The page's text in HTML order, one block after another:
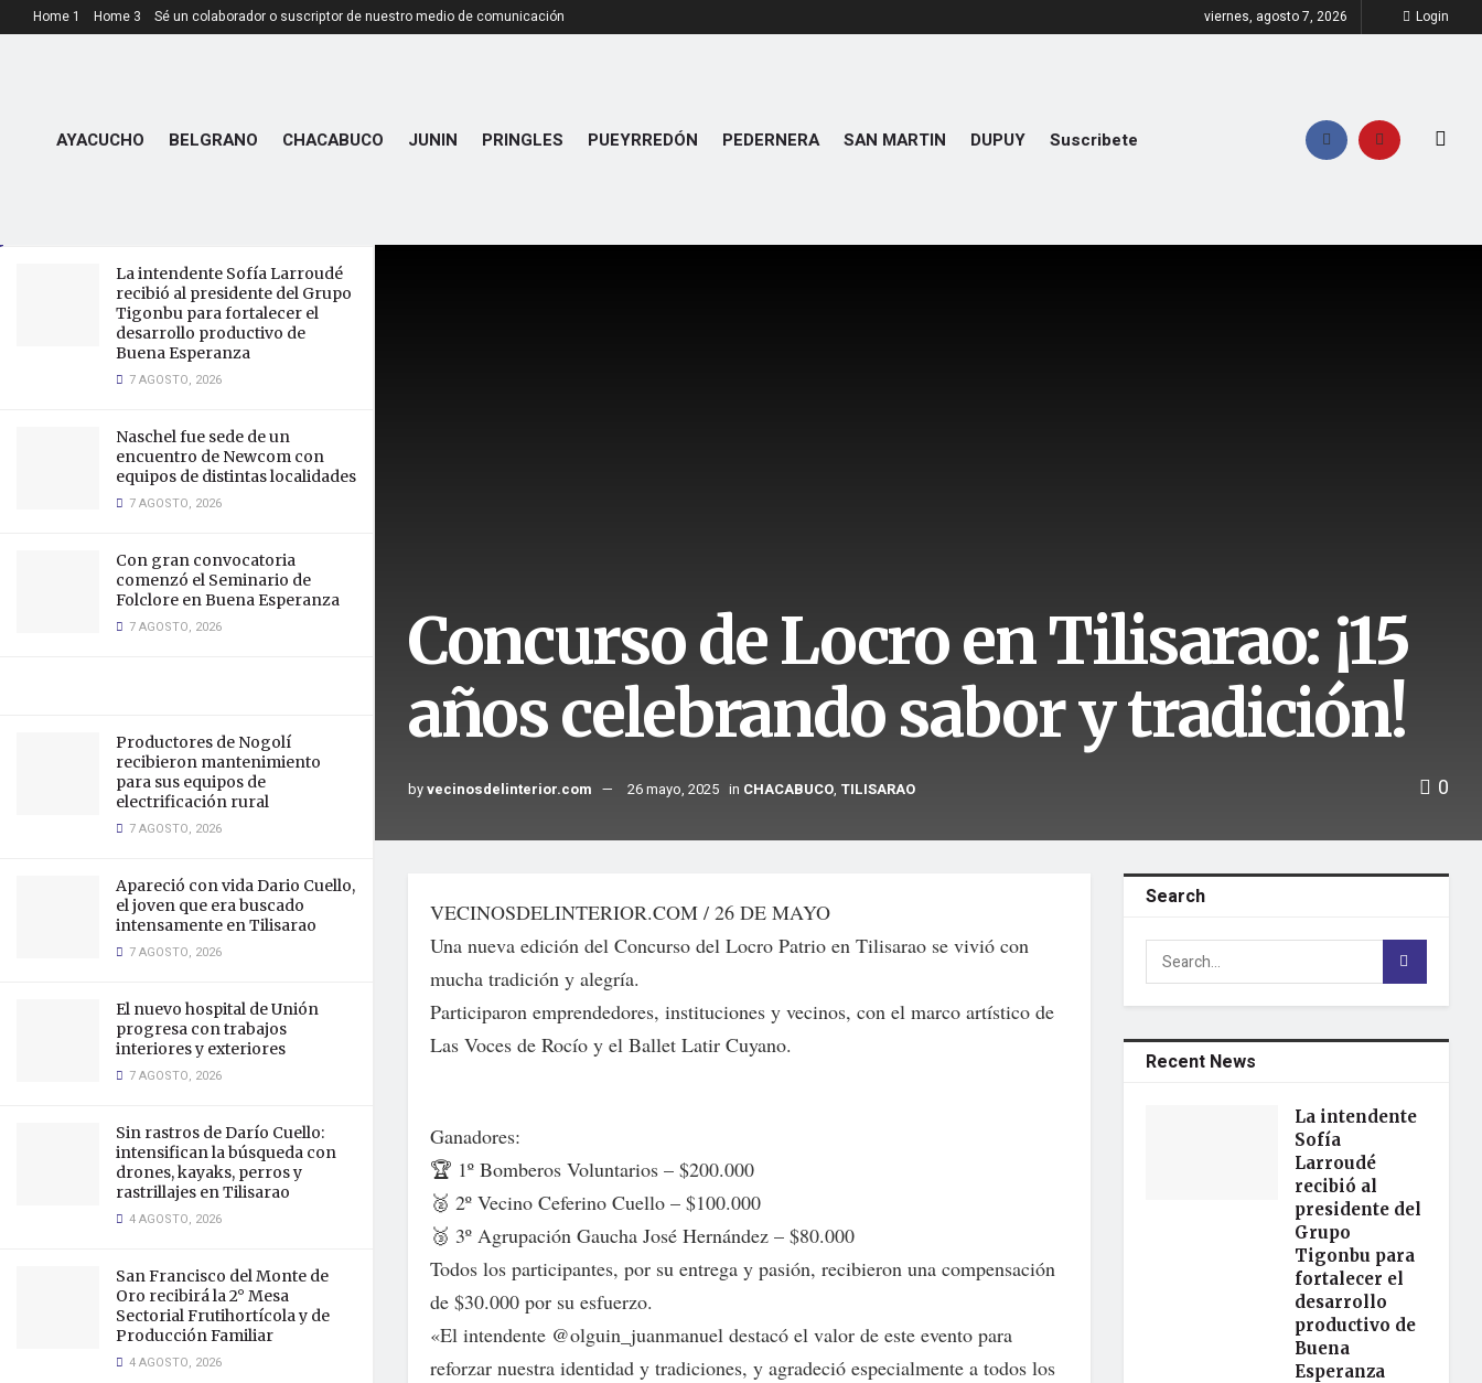
LATEST TRENDING
Concurso de Locro en Tilisarao:
¡15 años celebrando sabor y
La intendente Sofía Larroudé
recibió al presidente del Grupo
Tigonbu para fortalecer el
desarrollo productivo de
Buena Esperanza
7 AGOSTO, 2026
Naschel fue sede de un
encuentro de Newcom con
equipos de distintas localidades
7 AGOSTO, 2026
Con gran convocatoria
comenzó el Seminario de
Folclore en Buena Esperanza
7 AGOSTO, 2026
Productores de Nogolí
recibieron mantenimiento
para sus equipos de
electrificación rural
7 AGOSTO, 2026
Apareció con vida Dario Cuello,
el joven que era buscado
intensamente en Tilisarao
7 AGOSTO, 2026
El nuevo hospital de Unión
progresa con trabajos
interiores y exteriores
7 AGOSTO, 2026
Sin rastros de Darío Cuello:
intensifican la búsqueda con
drones, kayaks, perros y
rastrillajes en Tilisarao
4 AGOSTO, 2026
San Francisco del Monte de
Oro recibirá la 2° Mesa
Sectorial Frutihortícola y de
Producción Familiar
4 AGOSTO, 2026
Home 1 Home 3 Sé un colaborador o suscriptor de nuestro medio de comunicación viernes, agosto 7, 2026 Login
AYACUCHO BELGRANO CHACABUCO JUNIN PRINGLES PUEYRREDÓN PEDERNERA SAN MARTIN DUPUY Suscribete
Concurso de Locro en Tilisarao: ¡15
años celebrando sabor y tradición!
byvecinosdelinterior.com 26 mayo, 2025 in CHACABUCO, TILISARAO 0
VECINOSDELINTERIOR.COM / 26 DE MAYO
Una nueva edición del Concurso del Locro Patrio en Tilisarao se vivió con
mucha tradición y alegría.
Participaron emprendedores, instituciones y vecinos, con el marco artístico de
Las Voces de Rocío y el Ballet Latir Cuyano.
Ganadores:
🏆 1º Bomberos Voluntarios – $200.000
🥈 2º Vecino Ceferino Cuello – $100.000
🥉 3º Agrupación Gaucha José Hernández – $80.000
Todos los participantes, por su entrega y pasión, recibieron una compensación
de $30.000 por su esfuerzo.
«El intendente @olguin_juanmanuel destacó el valor de este evento para
reforzar nuestra identidad y tradiciones, y agradeció especialmente a todos los
Search
Recent News
La intendente
Sofía
Larroudé
recibió al
presidente del
Grupo
Tigonbu para
fortalecer el
desarrollo
productivo de
Buena
Esperanza